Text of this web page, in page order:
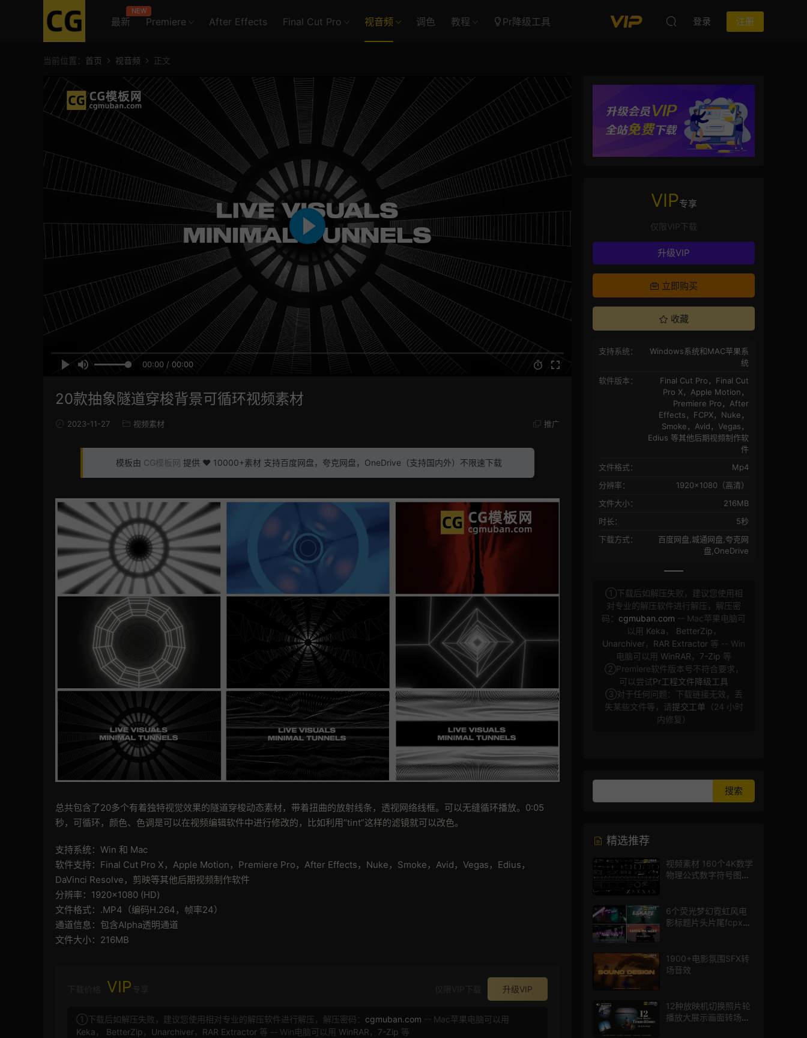
最新
NEW
Premiere After Effects Final Cut Pro 视音频 调色 教程 Pr降级工具 登录 注册
当前位置： 首页 视音频 正文
00:00 / 00:00
20款抽象隧道穿梭背景可循环视频素材
2023-11-27 视频素材 推广
模板由 CG模板网 提供 ❤️ 10000+素材 支持百度网盘，夸克网盘，OneDrive（支持国内外）不限速下载
总共包含了20多个有着独特视觉效果的隧道穿梭动态素材，带着扭曲的放射线条，透视网络线框。可以无缝循环播放。0:05
秒，可循环，颜色、色调是可以在视频编辑软件中进行修改的，比如利用“tint”这样的滤镜就可以改色。
支持系统：Win 和 Mac
软件支持：Final Cut Pro X，Apple Motion，Premiere Pro，After Effects，Nuke，Smoke，Avid，Vegas，Edius，
DaVinci Resolve，剪映等其他后期视频制作软件
分辨率：1920×1080 (HD)
文件格式：.MP4（编码H.264，帧率24）
通道信息：包含Alpha透明通道
文件大小：216MB
VIP 升级VIP
①下载后如解压失败，建议您使用相对专业的解压软件进行解压，解压密码： cgmuban.com -- Mac苹果电脑可以用
Keka ， BetterZip ， Unarchiver， RAR Extractor 等 -- Win电脑可以用 WinRAR ， 7-Zip 等
VIP专享
仅限VIP下载
升级VIP
立即购买
收藏
支持系统：
Windows系统和MAC苹果系
统
软件版本：
Final Cut Pro，Final Cut
Pro X，Apple Motion，
Premiere Pro，After
Effects，FCPX，Nuke，
Smoke，Avid，Vegas，
Edius 等其他后期视频制作软
件
文件格式：
Mp4
分辨率：
1920×1080（高清）
文件大小：
216MB
时长：
5秒
下载方式：
百度网盘,城通网盘,夸克网
盘,OneDrive
①下载后如解压失败，建议您使用相
对专业的解压软件进行解压，解压密
码： cgmuban.com -- Mac苹果电脑可
以用 Keka ， BetterZip ，
Unarchiver， RAR Extractor 等 -- Win
电脑可以用 WinRAR ， 7-Zip 等
②Premiere软件版本号不符合要求，
可以尝试Pr工程文件降级工具
③对于任何问题：下载链接无效，丢
失某些文件等，请提交工单 （24 小时
内修复）
精选推荐
视频素材 160个4K数学
物理公式数字符号图标
6个荧光梦幻霓虹风电
影标题片头片尾fcpx插
1900+电影氛围SFX转
场音效
12种放映机切换照片轮
播放大展示画面转场动